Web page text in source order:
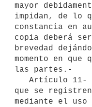
mayor
impidan, de lo
constancia en
copia deberá
brevedad
momento en que
las partes.-
que se
mediante el uso